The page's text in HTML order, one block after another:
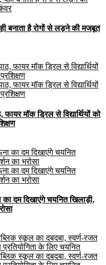
बनाता है रोगों से लड़ने की मजबूत
मॉक ड्रिल से विद्यार्थियों को
का दम दिखाएंगे चयनित खिलाड़ी,